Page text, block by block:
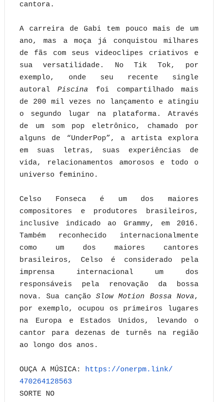
cantora.
A carreira de Gabi tem pouco mais de um
ano, mas a moça já conquistou milhares
de fãs com seus videoclipes criativos e
sua versatilidade. No Tik Tok, por
exemplo, onde seu recente single
autoralPiscina foi compartilhado mais
de 200 mil vezes no lançamento e atingiu
o segundo lugar na plataforma. Através
de um som pop eletrônico, chamado por
alguns de “UnderPop”, a artista explora
em suas letras, suas experiências de
vida, relacionamentos amorosos e todo o
universo feminino.
Celso Fonseca é um dos maiores
compositores e produtores brasileiros,
inclusive indicado ao Grammy, em 2016.
Também reconhecido internacionalmente
como um dos maiores cantores
brasileiros, Celso é considerado pela
imprensa internacional um dos
responsáveis pela renovação da bossa
nova. Sua canção Slow Motion Bossa Nova,
por exemplo, ocupou os primeiros lugares
na Europa e Estados Unidos, levando o
cantor para dezenas de turnês na região
ao longo dos anos.
OUÇA A MÚSICA: https://onerpm.link/
470264128563
SORTE NO